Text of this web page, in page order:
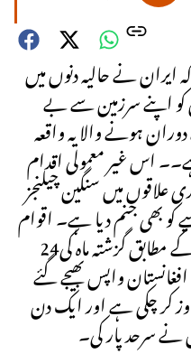
ایران نے حالیہ دنوں میں
کو اپنے سرزمین سے بے
16 دنوں کے دوران ہونے والا یہ واقعہ
اس غیر معمولی اقدام
میں سنگین چیلنجز
کو بھی جنم دیا ہے۔ اقوام
متحدہ کے ادارہ برائے مہاجرین کے مطابق گزشتہ ماہ کی24
افغانستان واپس بھیجے گئے
8 ہزار سے تجاوز کر چکی ہے اور ایک دن